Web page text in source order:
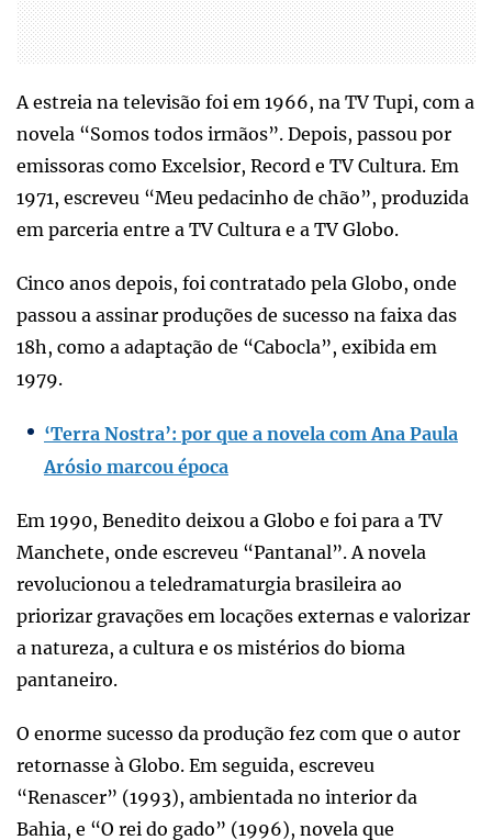
A estreia na televisão foi em 1966, na TV Tupi, com a
novela “Somos todos irmãos”. Depois, passou por
emissoras como Excelsior, Record e TV Cultura. Em
1971, escreveu “Meu pedacinho de chão”, produzida
em parceria entre a TV Cultura e a TV Globo.
Cinco anos depois, foi contratado pela Globo, onde
passou a assinar produções de sucesso na faixa das
18h, como a adaptação de “Cabocla”, exibida em
1979.
‘Terra Nostra’: por que a novela com Ana Paula
Arósio marcou época
Em 1990, Benedito deixou a Globo e foi para a TV
Manchete, onde escreveu “Pantanal”. A novela
revolucionou a teledramaturgia brasileira ao
priorizar gravações em locações externas e valorizar
a natureza, a cultura e os mistérios do bioma
pantaneiro.
O enorme sucesso da produção fez com que o autor
retornasse à Globo. Em seguida, escreveu
“Renascer” (1993), ambientada no interior da
Bahia, e “O rei do gado” (1996), novela que